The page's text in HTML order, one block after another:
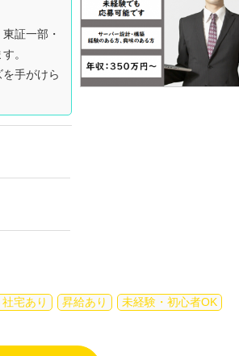
証一部・
。
手がけら
宅あり 昇給あり
未経験・初心者OK